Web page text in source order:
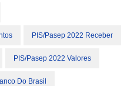
PIS/Pasep 2022 Receber
PIS/Pasep 2022 Valores
Do Brasil